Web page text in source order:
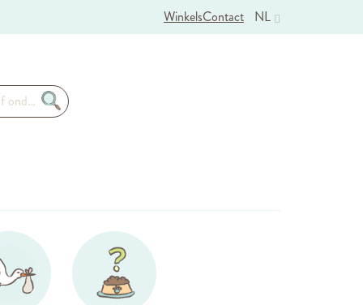
NL
WinkelsContact